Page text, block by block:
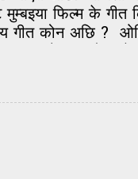
फिल्म के गीत
कोन अछि ?
सं कतेक लोक के कई
मे कोनो
अगर ओना नहि
s दिअ. धन...